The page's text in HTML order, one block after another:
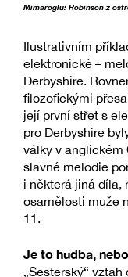
Mimaroglu: Robinson z
Ilustrativním
elektronické –
Derbyshire.
filozofickými
její první střet s
pro Derbyshire
války v anglickém
slavné melodie
i některá jiná díla,
osamělosti muže
11.
Je to hudba,
„Sesterský“